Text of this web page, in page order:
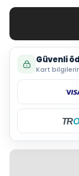
Güvenli
Kart
TR